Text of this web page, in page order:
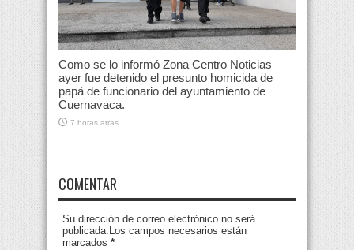
Como se lo informó Zona Centro Noticias
ayer fue detenido el presunto homicida de
papá de funcionario del ayuntamiento de
Cuernavaca.
7 horas atras
COMENTAR
Su dirección de correo electrónico no será
publicada.Los campos necesarios están
marcados *